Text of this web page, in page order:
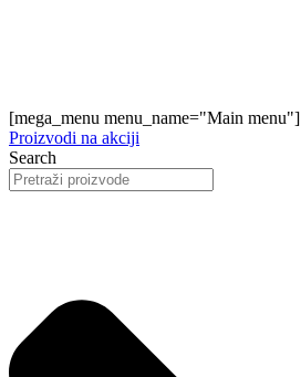
[mega_menu menu_name="Main menu"]
Proizvodi na akciji
Search